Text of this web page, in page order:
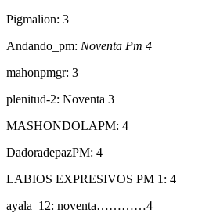
Pigmalion: 3
Andando_pm: Noventa Pm 4
mahonpmgr: 3
plenitud-2: Noventa 3
MASHONDOLAPM: 4
DadoradepazPM: 4
LABIOS EXPRESIVOS PM 1: 4
ayala_12: noventa…………4